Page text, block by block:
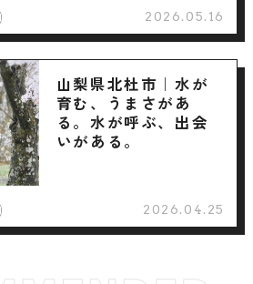
2026.05.16
山梨県北杜市｜水が
育む、うまさがあ
る。水が呼ぶ、出会
いがある。
2026.04.25